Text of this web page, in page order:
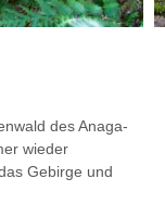
des Anaga-
wieder
Gebirge und